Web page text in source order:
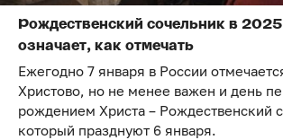
Рождественский сочельник в 2025
означает, как отмечать
Ежегодно 7 января в России
Христово, но не менее важен и день
рождением Христа – Рождественский
который празднуют 6 января.